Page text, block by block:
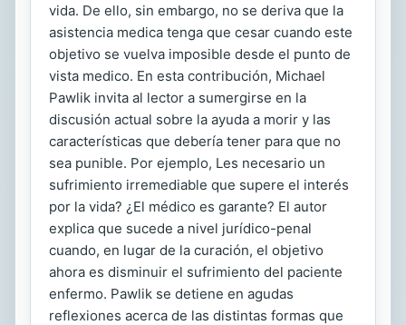
vida. De ello, sin embargo, no se deriva que la
asistencia medica tenga que cesar cuando este
objetivo se vuelva imposible desde el punto de
vista medico. En esta contribución, Michael
Pawlik invita al lector a sumergirse en la
discusión actual sobre la ayuda a morir y las
características que debería tener para que no
sea punible. Por ejemplo, Les necesario un
sufrimiento irremediable que supere el interés
por la vida? ¿El médico es garante? El autor
explica que sucede a nivel jurídico-penal
cuando, en lugar de la curación, el objetivo
ahora es disminuir el sufrimiento del paciente
enfermo. Pawlik se detiene en agudas
reflexiones acerca de las distintas formas que